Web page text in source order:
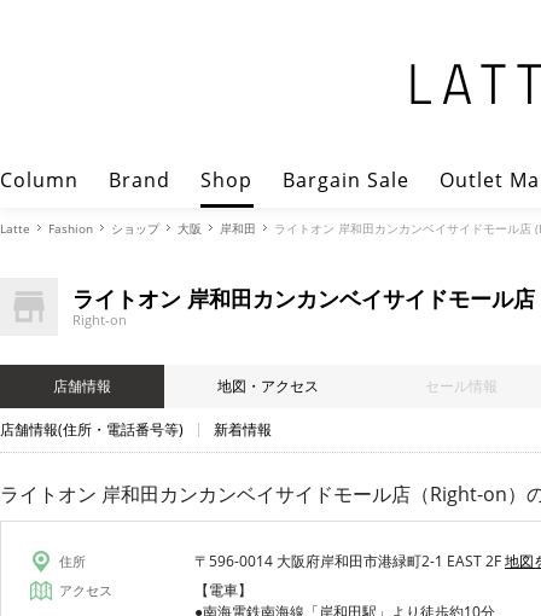
Column Brand Shop Bargain Sale Outlet
Latte Fashion ショップ 大阪 岸和田 ライトオン 岸和田カンカンベイサイドモール店
ライトオン 岸和田カンカンベイサイドモール店
Right-on
店舗情報 地図・アクセス セール情報
店舗情報(住所・電話番号等) 新着情報
ライトオン 岸和田カンカンベイサイドモール店（Right-on）
住所 〒596-0014 大阪府岸和田市港緑町2-1 EAST 2F地図
アクセス
【電車】
●南海電鉄南海線「岸和田駅」より徒歩約10分